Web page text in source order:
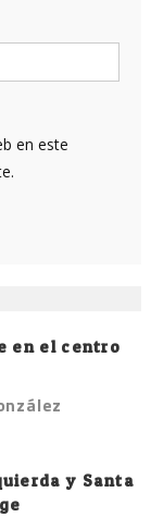
en este
en el centro
y Santa